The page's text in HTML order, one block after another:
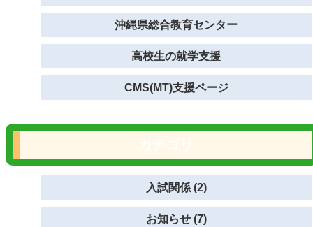
沖縄県総合教育センター
高校生の就学支援
CMS(MT)支援ページ
入試関係 (2)
お知らせ (7)